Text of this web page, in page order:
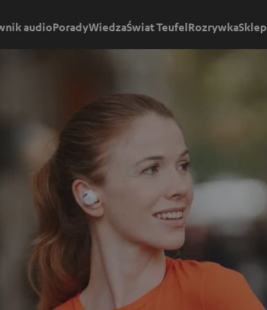
audioPoradyWiedzaŚwiat TeufelRozrywkaSklep